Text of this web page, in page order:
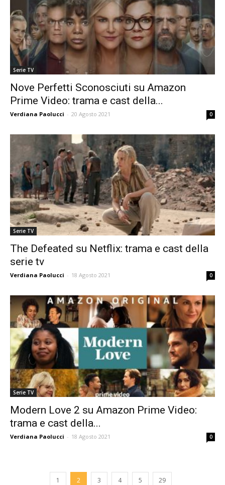
Serie TV
Nove Perfetti Sconosciuti su Amazon
Prime Video: trama e cast della...
Verdiana Paolucci - 20 Agosto 2021 0
Serie TV
The Defeated su Netflix: trama e cast della
serie tv
Verdiana Paolucci - 18 Agosto 2021 0
Serie TV
Modern Love 2 su Amazon Prime Video:
trama e cast della...
Verdiana Paolucci - 18 Agosto 2021 0
1 2 3 4 5 29